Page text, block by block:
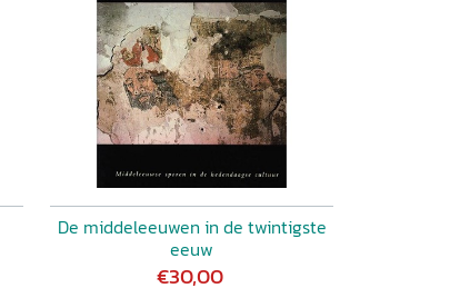
De middeleeuwen in de twintigste
eeuw
€30,00